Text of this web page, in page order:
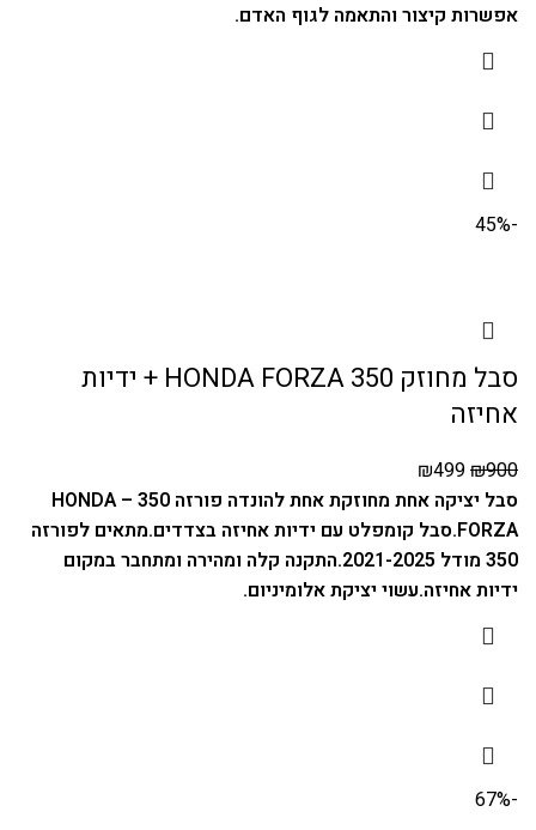
אפשרות קיצור והתאמה לגוף האדם.
-45%
סבל מחוזק HONDA FORZA 350 + ידיות
אחיזה
₪900
₪499
סבל יציקה אחת מחוזקת אחת להונדה פורזה 350 – HONDA
FORZA. סבל קומפלט עם ידיות אחיזה בצדדים.מתאים לפורזה
350 מודל 2021-2025.
התקנה קלה ומהירה ומתחבר במקום
ידיות אחיזה.עשוי יציקת אלומיניום.
-67%